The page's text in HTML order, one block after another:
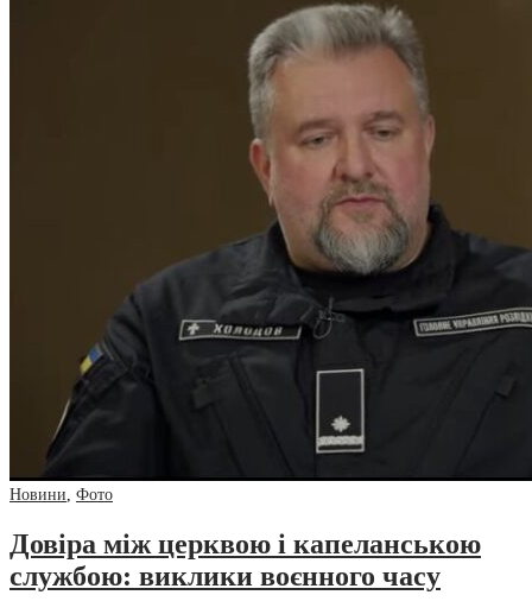
Новини, Фото
Довіра між церквою і капеланською
службою: виклики воєнного часу